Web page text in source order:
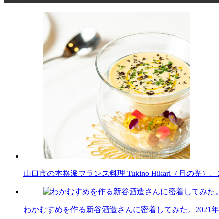
山口市の本格派フランス料理 Tukino Hikari（月の光）。
わかむすめを作る新谷酒造さんに密着してみた。 2021